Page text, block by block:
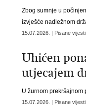
Zbog sumnje u
izvješće nadležnom
15.07.2026. | Pisane vijesti
Uhićen
utjecajem
U žurnom prekršajnom
15.07.2026. | Pisane